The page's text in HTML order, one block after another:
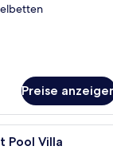
Preise
Hotelzimmer
Pool Villa